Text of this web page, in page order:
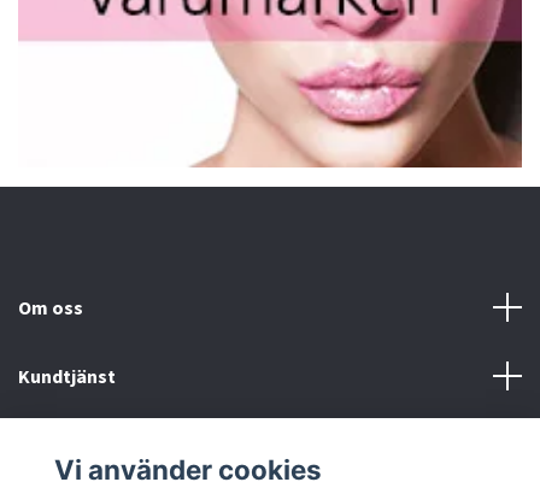
Om oss
Kundtjänst
Vi använder cookies